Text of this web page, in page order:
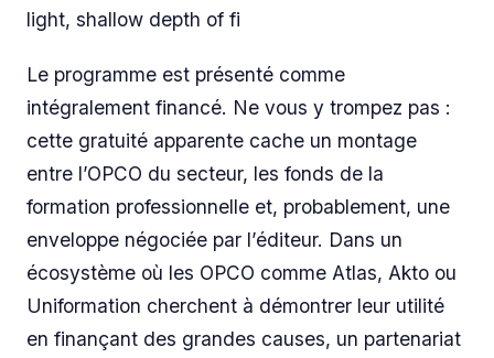
light, shallow depth of fi
Le programme est présenté comme
intégralement financé. Ne vous y trompez pas :
cette gratuité apparente cache un montage
entre l’OPCO du secteur, les fonds de la
formation professionnelle et, probablement, une
enveloppe négociée par l’éditeur. Dans un
écosystème où les OPCO comme Atlas, Akto ou
Uniformation cherchent à démontrer leur utilité
en finançant des grandes causes, un partenariat